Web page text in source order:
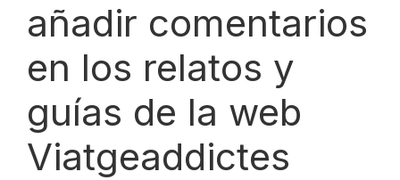
RECURSOS
LIBROS
NOTICIAS
añadir comentarios
en los relatos y
guías de la web
Viatgeaddictes